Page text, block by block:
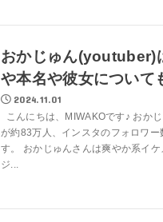
おかじゅん(youtuber)
や本名や彼女について
2024.11.01
こんにちは、MIWAKOです♪ おか
が約83万人、インスタのフォロワ
す。 おかじゅんさんは爽やか系イ
ジ...